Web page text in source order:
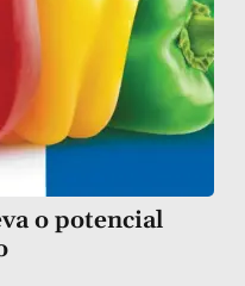
o potencial